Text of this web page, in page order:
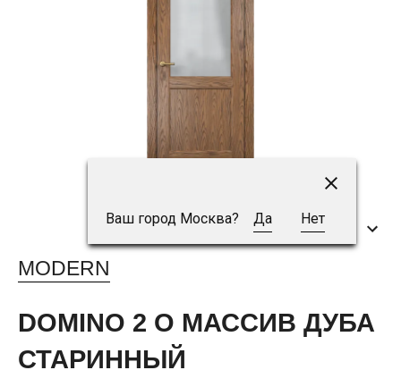
Ваш город Москва? Да Нет
MODERN
DOMINO 2 O МАССИВ ДУБА
СТАРИННЫЙ